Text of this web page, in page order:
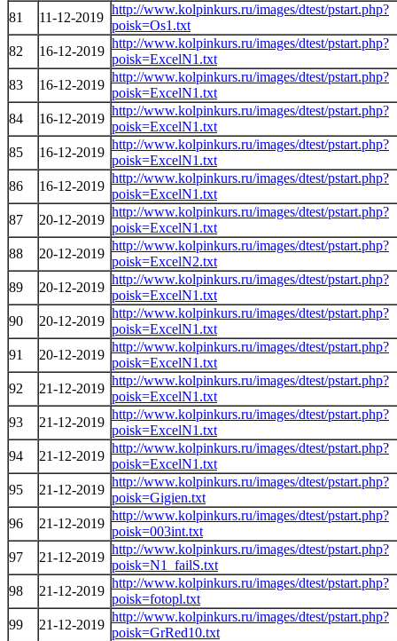
81
11-12-2019
http://www.kolpinkurs.ru/images/dtest/pstart.php?
poisk=Os1.txt
82
16-12-2019
http://www.kolpinkurs.ru/images/dtest/pstart.php?
poisk=ExcelN1.txt
83
16-12-2019
http://www.kolpinkurs.ru/images/dtest/pstart.php?
poisk=ExcelN1.txt
84
16-12-2019
http://www.kolpinkurs.ru/images/dtest/pstart.php?
poisk=ExcelN1.txt
85
16-12-2019
http://www.kolpinkurs.ru/images/dtest/pstart.php?
poisk=ExcelN1.txt
86
16-12-2019
http://www.kolpinkurs.ru/images/dtest/pstart.php?
poisk=ExcelN1.txt
87
20-12-2019
http://www.kolpinkurs.ru/images/dtest/pstart.php?
poisk=ExcelN1.txt
88
20-12-2019
http://www.kolpinkurs.ru/images/dtest/pstart.php?
poisk=ExcelN2.txt
89
20-12-2019
http://www.kolpinkurs.ru/images/dtest/pstart.php?
poisk=ExcelN1.txt
90
20-12-2019
http://www.kolpinkurs.ru/images/dtest/pstart.php?
poisk=ExcelN1.txt
91
20-12-2019
http://www.kolpinkurs.ru/images/dtest/pstart.php?
poisk=ExcelN1.txt
92
21-12-2019
http://www.kolpinkurs.ru/images/dtest/pstart.php?
poisk=ExcelN1.txt
93
21-12-2019
http://www.kolpinkurs.ru/images/dtest/pstart.php?
poisk=ExcelN1.txt
94
21-12-2019
http://www.kolpinkurs.ru/images/dtest/pstart.php?
poisk=ExcelN1.txt
95
21-12-2019
http://www.kolpinkurs.ru/images/dtest/pstart.php?
poisk=Gigien.txt
96
21-12-2019
http://www.kolpinkurs.ru/images/dtest/pstart.php?
poisk=003int.txt
97
21-12-2019
http://www.kolpinkurs.ru/images/dtest/pstart.php?
poisk=N1_failS.txt
98
21-12-2019
http://www.kolpinkurs.ru/images/dtest/pstart.php?
poisk=fotopl.txt
99
21-12-2019
http://www.kolpinkurs.ru/images/dtest/pstart.php?
poisk=GrRed10.txt